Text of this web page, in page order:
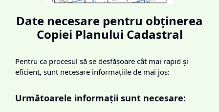
Date necesare pentru obținerea
Copiei Planului Cadastral
Pentru ca procesul să se desfășoare cât mai rapid și
eficient, sunt necesare informațiile de mai jos:
Următoarele informații sunt necesare: